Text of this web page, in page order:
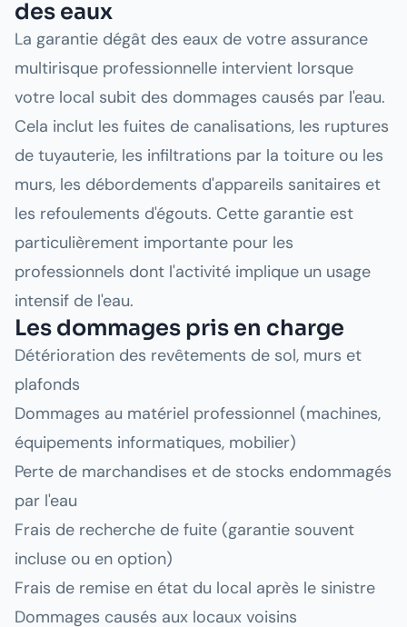
des eaux
La garantie dégât des eaux de votre assurance
multirisque professionnelle intervient lorsque
votre local subit des dommages causés par l'eau.
Cela inclut les fuites de canalisations, les ruptures
de tuyauterie, les infiltrations par la toiture ou les
murs, les débordements d'appareils sanitaires et
les refoulements d'égouts. Cette garantie est
particulièrement importante pour les
professionnels dont l'activité implique un usage
intensif de l'eau.
Les dommages pris en charge
Détérioration des revêtements de sol, murs et
plafonds
Dommages au matériel professionnel (machines,
équipements informatiques, mobilier)
Perte de marchandises et de stocks endommagés
par l'eau
Frais de recherche de fuite (garantie souvent
incluse ou en option)
Frais de remise en état du local après le sinistre
Dommages causés aux locaux voisins